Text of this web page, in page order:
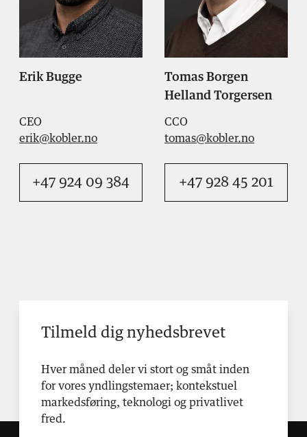
Erik Bugge
CEO
erik@kobler.no
+47 924 09 384
Tomas Borgen
Helland Torgersen
CCO
tomas@kobler.no
+47 928 45 201
Tilmeld dig nyhedsbrevet
Hver måned deler vi stort og småt inden
for vores yndlingstemaer; kontekstuel
markedsføring, teknologi og privatlivet
fred.